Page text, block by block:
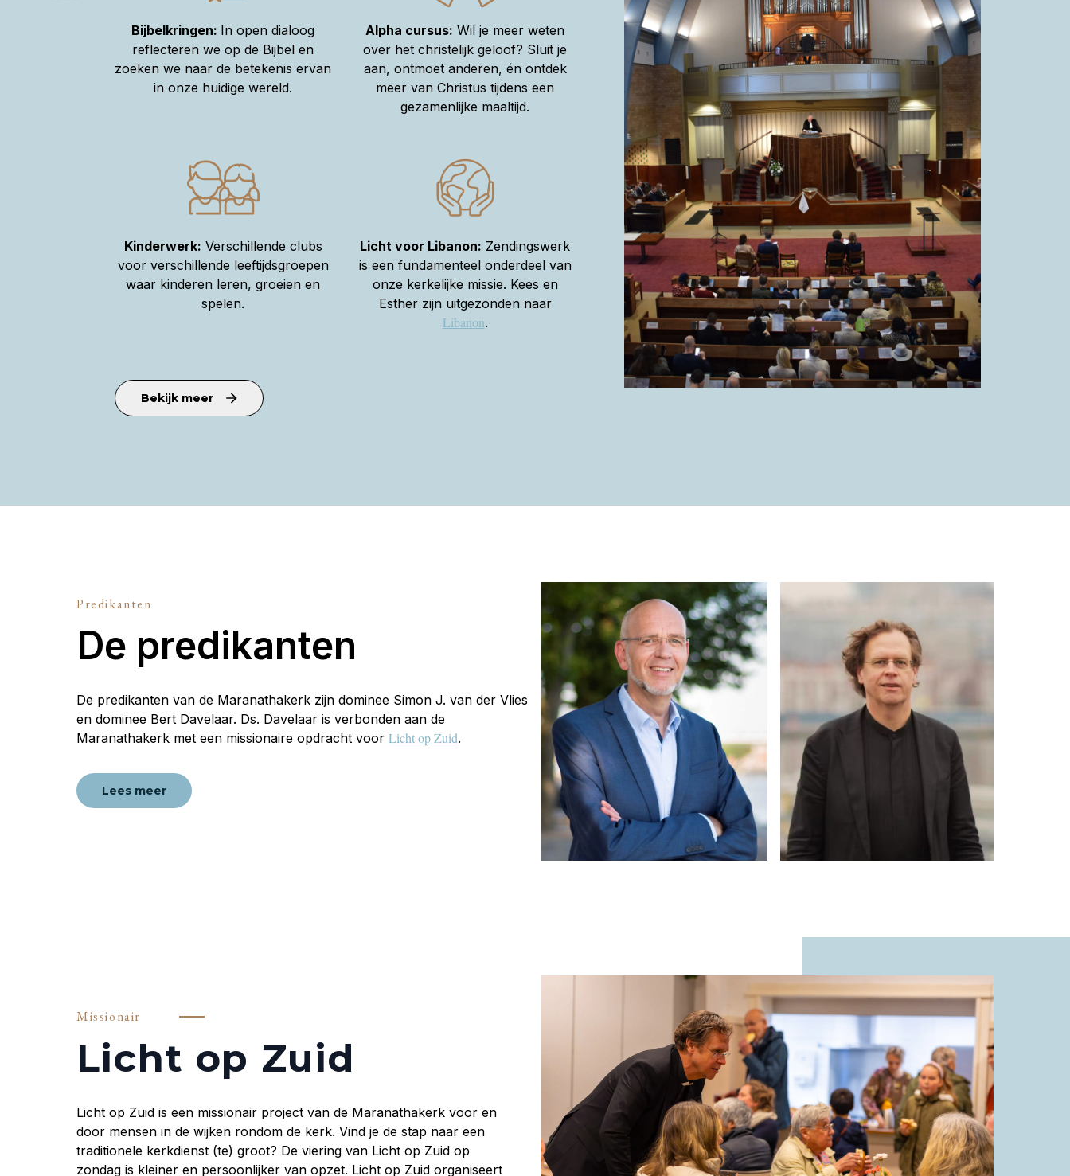
Bijbelkringen: In open dialoog
reflecteren we op de Bijbel en
zoeken we naar de betekenis ervan
in onze huidige wereld.
Alpha cursus: Wil je meer weten
over het christelijk geloof? Sluit je
aan, ontmoet anderen, én ontdek
meer van Christus tijdens een
gezamenlijke maaltijd.
Kinderwerk: Verschillende clubs
voor verschillende leeftijdsgroepen
waar kinderen leren, groeien en
spelen.
Licht voor Libanon: Zendingswerk
is een fundamenteel onderdeel van
onze kerkelijke missie. Kees en
Esther zijn uitgezonden naar
Libanon.
Bekijk meer
Predikanten
De predikanten
De predikanten van de Maranathakerk zijn dominee Simon J. van der Vlies
en dominee Bert Davelaar. Ds. Davelaar is verbonden aan de
Maranathakerk met een missionaire opdracht voor Licht op Zuid.
Lees meer
Missionair
Licht op Zuid
Licht op Zuid is een missionair project van de Maranathakerk voor en
door mensen in de wijken rondom de kerk. Vind je de stap naar een
traditionele kerkdienst (te) groot? De viering van Licht op Zuid op
zondag is kleiner en persoonlijker van opzet. Licht op Zuid organiseert